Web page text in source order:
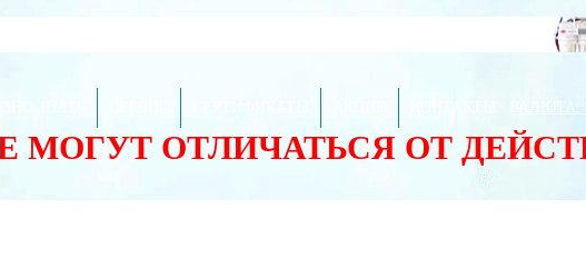
ВАЛЮТА:
МОГУТ ОТЛИЧАТЬСЯ ОТ